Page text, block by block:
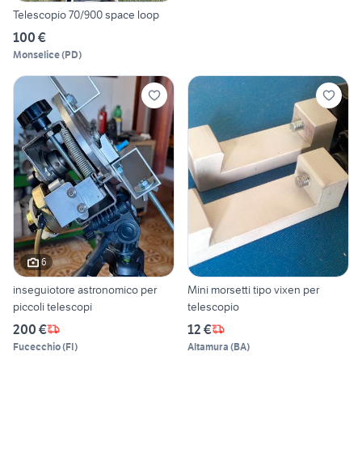
Telescopio 70/900 space loop
100 €
Monselice(PD)
6
inseguiotore astronomico per
piccoli telescopi
200 €
Fucecchio(FI)
Mini morsetti tipo vixen per
telescopio
12 €
Altamura (BA)